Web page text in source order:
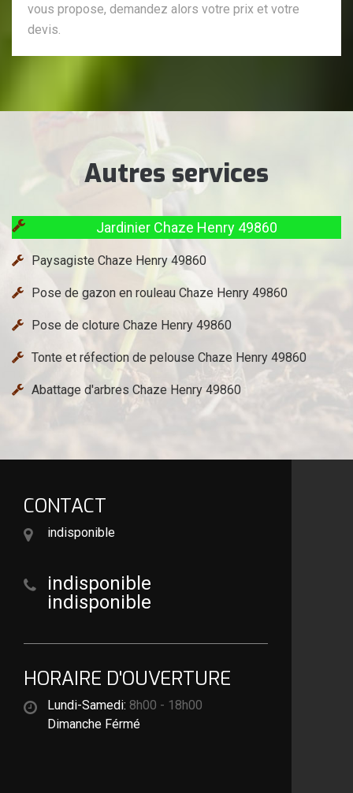
vous propose, demandez alors votre prix et votre
devis.
Autres services
Jardinier Chaze Henry 49860
Paysagiste Chaze Henry 49860
Pose de gazon en rouleau Chaze Henry 49860
Pose de cloture Chaze Henry 49860
Tonte et réfection de pelouse Chaze Henry 49860
Abattage d'arbres Chaze Henry 49860
CONTACT
indisponible
indisponible
indisponible
HORAIRE D'OUVERTURE
Lundi-Samedi: 8h00 - 18h00
Dimanche Férmé